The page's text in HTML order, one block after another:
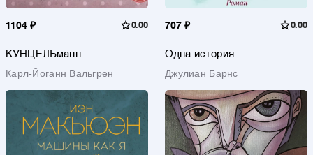
1104 ₽ 0.00
КУНЦЕЛЬманн
Карл-Йоганн Вальгрен
707 ₽ 0.00
Одна история
Джулиан Барнс